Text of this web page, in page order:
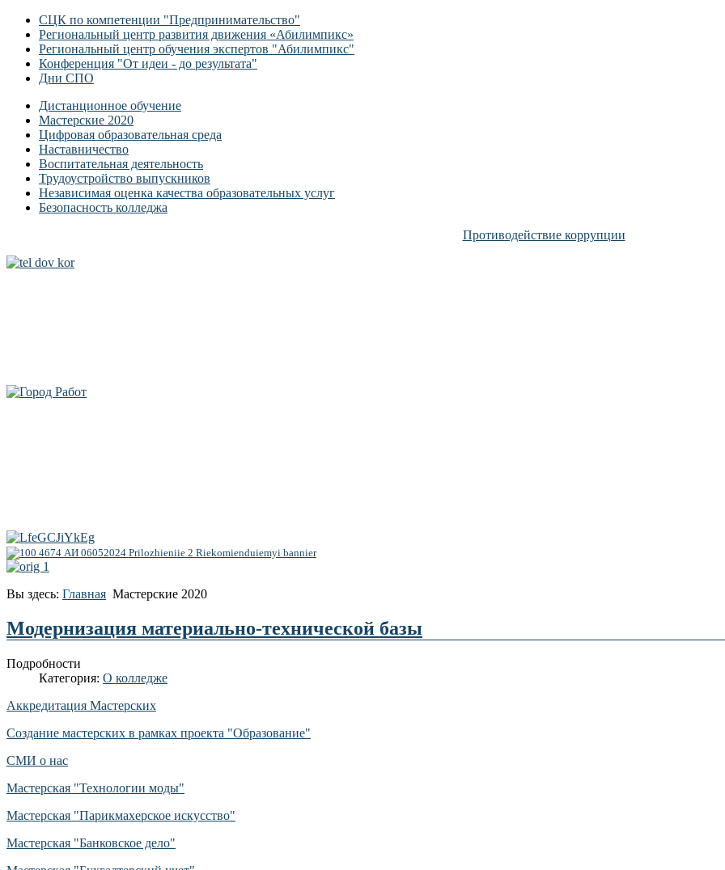
СЦК по компетенции "Предпринимательство"
Региональный центр развития движения «Абилимпикс»
Региональный центр обучения экспертов "Абилимпикс"
Конференция "От идеи - до результата"
Дни СПО
Дистанционное обучение
Мастерские 2020
Цифровая образовательная среда
Наставничество
Воспитательная деятельность
Трудоустройство выпускников
Независимая оценка качества образовательных услуг
Безопасность колледжа
Противодействие коррупции
Вы здесь: Главная Мастерские 2020
Модернизация материально-технической базы
Подробности
Категория: О колледже
Аккредитация Мастерских
Создание мастерских в рамках проекта "Образование"
СМИ о нас
Мастерская "Технологии моды"
Мастерская "Парикмахерское искусство"
Мастерская "Банковское дело"